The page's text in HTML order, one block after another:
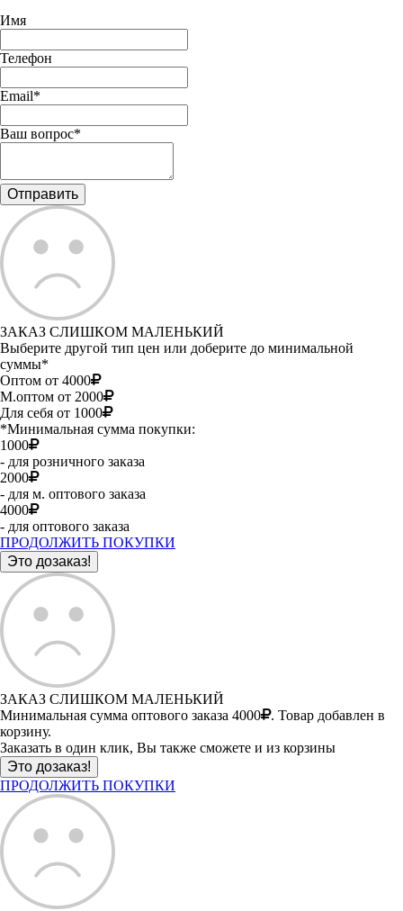
Имя
Телефон
Email*
Ваш вопрос*
ЗАКАЗ СЛИШКОМ МАЛЕНЬКИЙ
Выберите другой тип цен или доберите до минимальной
суммы*
Оптом от 4000
М.оптом от 2000
Для себя от 1000
*Минимальная сумма покупки:
1000
- для розничного заказа
2000
- для м. оптового заказа
4000
- для оптового заказа
ПРОДОЛЖИТЬ ПОКУПКИ
ЗАКАЗ СЛИШКОМ МАЛЕНЬКИЙ
Минимальная сумма оптового заказа 4000
. Товар добавлен в
корзину.
Заказать в один клик, Вы также сможете и из корзины
ПРОДОЛЖИТЬ ПОКУПКИ